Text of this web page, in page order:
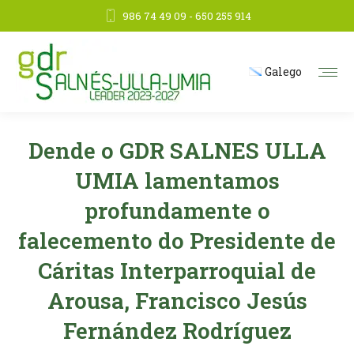
986 74 49 09 - 650 255 914
Galego
Dende o GDR SALNES ULLA
UMIA lamentamos
profundamente o
falecemento do Presidente de
Cáritas Interparroquial de
Arousa, Francisco Jesús
Fernández Rodríguez